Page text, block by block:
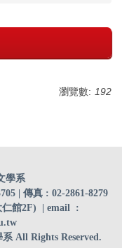
瀏覽數: 192
學系
| 傳真 : 02-2861-8279
仁館2F)
| email :
All Rights Reserved.